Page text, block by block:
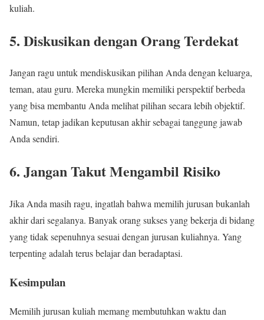
kuliah.
5. Diskusikan dengan Orang Terdekat
Jangan ragu untuk mendiskusikan pilihan Anda dengan keluarga,
teman, atau guru. Mereka mungkin memiliki perspektif berbeda
yang bisa membantu Anda melihat pilihan secara lebih objektif.
Namun, tetap jadikan keputusan akhir sebagai tanggung jawab
Anda sendiri.
6. Jangan Takut Mengambil Risiko
Jika Anda masih ragu, ingatlah bahwa memilih jurusan bukanlah
akhir dari segalanya. Banyak orang sukses yang bekerja di bidang
yang tidak sepenuhnya sesuai dengan jurusan kuliahnya. Yang
terpenting adalah terus belajar dan beradaptasi.
Kesimpulan
Memilih jurusan kuliah memang membutuhkan waktu dan